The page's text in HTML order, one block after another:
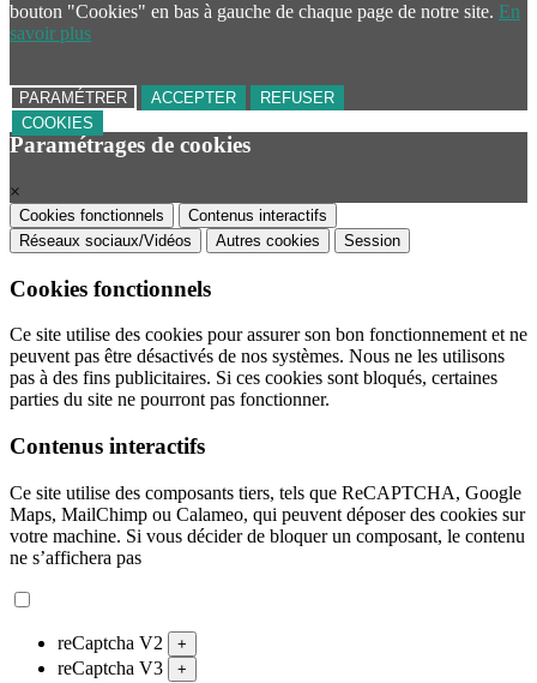
bouton "Cookies" en bas à gauche de chaque page de notre site. En
savoir plus
PARAMÉTRER ACCEPTER
REFUSER
COOKIES
Paramétrages de cookies
×
Cookies fonctionnels
Contenus interactifs
Réseaux sociaux/Vidéos
Autres cookies Session
Cookies fonctionnels
Ce site utilise des cookies pour assurer son bon fonctionnement et ne
peuvent pas être désactivés de nos systèmes. Nous ne les utilisons
pas à des fins publicitaires. Si ces cookies sont bloqués, certaines
parties du site ne pourront pas fonctionner.
Contenus interactifs
Ce site utilise des composants tiers, tels que ReCAPTCHA, Google
Maps, MailChimp ou Calameo, qui peuvent déposer des cookies sur
votre machine. Si vous décider de bloquer un composant, le contenu
ne s’affichera pas
reCaptcha V2 +
reCaptcha V3 +